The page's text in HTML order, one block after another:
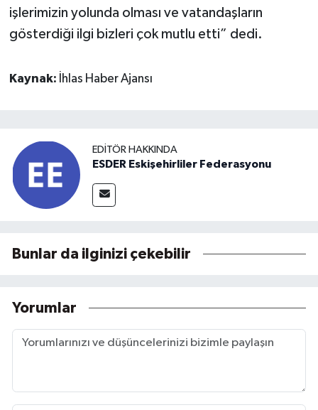
işlerimizin yolunda olması ve vatandaşların
gösterdiği ilgi bizleri çok mutlu etti” dedi.
Kaynak: İhlas Haber Ajansı
EDITÖR HAKKINDA
ESDER Eskişehirliler Federasyonu
Bunlar da ilginizi çekebilir
Yorumlar